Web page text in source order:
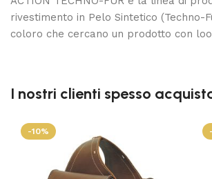
rivestimento in Pelo Sintetico
coloro che cercano un prodotto con
I nostri clienti spesso
-10%